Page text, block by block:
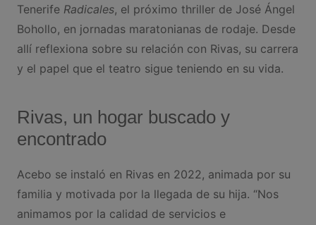
Tenerife Radicales, el próximo thriller de José Ángel
Bohollo, en jornadas maratonianas de rodaje. Desde
allí reflexiona sobre su relación con Rivas, su carrera
y el papel que el teatro sigue teniendo en su vida.
Rivas, un hogar buscado y
encontrado
Acebo se instaló en Rivas en 2022, animada por su
familia y motivada por la llegada de su hija. “Nos
animamos por la calidad de servicios e